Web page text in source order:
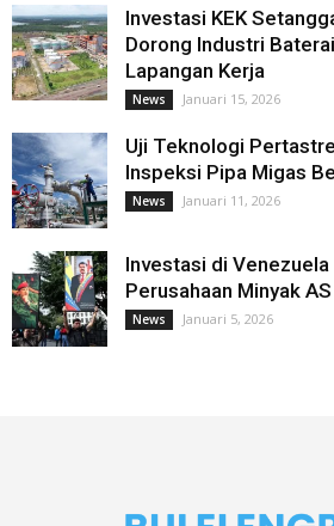
Investasi KEK
Dorong Industri
Lapangan Kerja
News Januari 15, 2026
Uji Teknologi
Inspeksi Pipa Migas
News Januari 11, 2026
Investasi di
Perusahaan Minyak
News Januari 5, 2026